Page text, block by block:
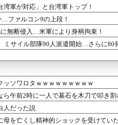
し倒されて性行為 → 凄いこ...
」の定義を揺るがす事態に...
式会社」に変更wwwww
発。これこそノーベル賞だろ...
獲得し『全て私の責任』と頭...
本の飲食店の衛生習慣を解説
色を見ただけで「薄そうだか...
れを想像「次誰が総理やりた...
の上段！
男を逮捕 90歳入院患者の顔...
軍が対応」と台湾軍トップ！
ファルコン9の上段！
無断侵入…米軍により身柄拘束！
サイル部隊90人派遣開始…さらに80
ッソワロタｗｗｗｗｗｗｗｗｗ
ら午前2時に一人で墓石を木刀で叩き
人だった説
母を亡くし精神的ショックを受けてい